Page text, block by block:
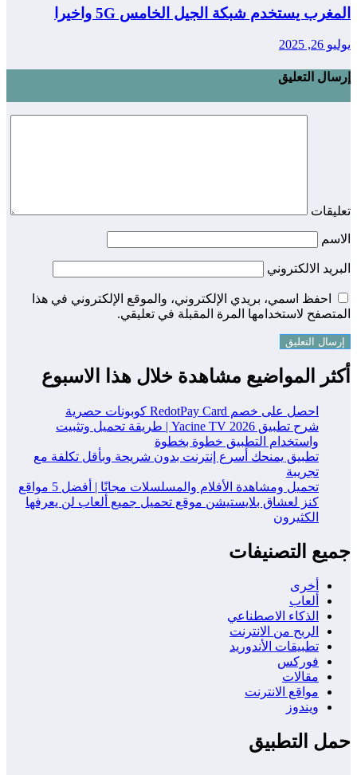
المغرب يستخدم شبكة الجيل الخامس 5G واخيرا
يوليو 26, 2025
إرسال التعليق
تعليقات
الاسم
البريد الالكتروني
احفظ اسمي، بريدي الإلكتروني، والموقع الإلكتروني في هذا
المتصفح لاستخدامها المرة المقبلة في تعليقي.
أكثر المواضيع مشاهدة خلال هذا الاسبوع
احصل على خصم RedotPay Card كوبونات حصرية
شرح تطبيق Yacine TV 2026 | طريقة تحميل وتثبيت
واستخدام التطبيق خطوة بخطوة
تطبيق يمنحك أسرع إنترنت بدون شريحة وبأقل تكلفة مع
تجريبة
تحميل ومشاهدة الأفلام والمسلسلات مجانًا | أفضل 5 مواقع
كنز لعشاق بلايستيشن موقع تحميل جميع ألعاب لن يعرفها
الكثيرون
جميع التصنيفات
أخرى
ألعاب
الذكاء الاصطناعي
الربح من الانترنت
تطبيقات الأندوريد
فوركس
مقالات
مواقع الانترنت
ويندوز
حمل التطبيق